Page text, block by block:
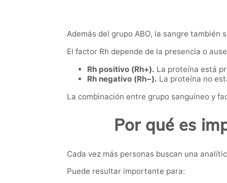
Además del grupo ABO, la sangre también
El factor Rh depende de la presencia o
Rh positivo (Rh+). La proteína está
Rh negativo (Rh−). La proteína no
La combinación entre grupo sanguíneo y
Por qué es
Cada vez más personas buscan una
Puede resultar importante para: